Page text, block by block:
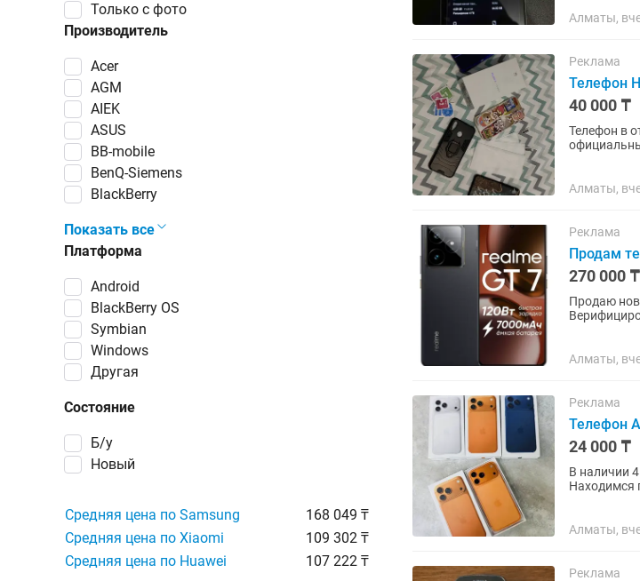
Производитель
Acer
AGM
AIEK
ASUS
BB-mobile
BenQ-Siemens
BlackBerry
Показать все
Платформа
Android
BlackBerry OS
Symbian
Windows
Другая
Состояние
Б/у
Новый
Только с фото
Средняя цена по Samsung
168 049 ₸
Средняя цена по Xiaomi
109 302 ₸
Средняя цена по Huawei
107 222 ₸
Алматы,
Реклама
Телефон
40 000 ₸
Телефон в
Алматы,
Реклама
Продам
270 000 ₸
Продаю новый телефон Realme GT 7 12/
Алматы,
Реклама
Телефон
24 000 ₸
В наличии
Находимся город
Алматы,
Реклама